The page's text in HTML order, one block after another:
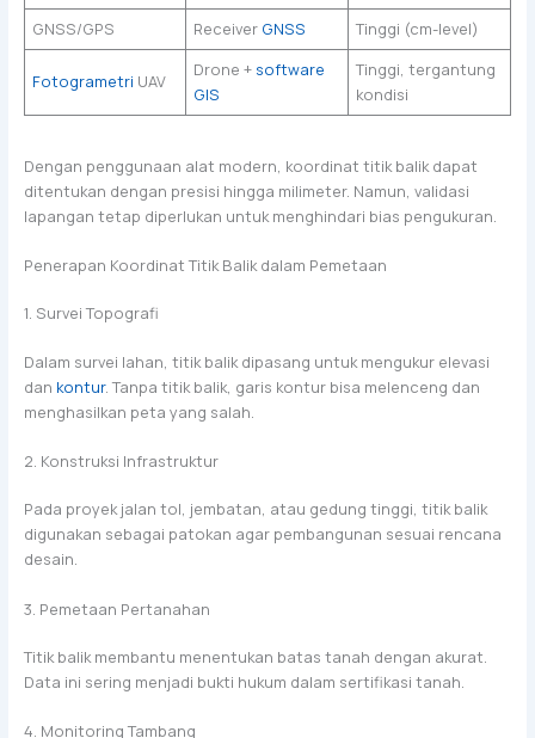
GNSS/GPS Receiver GNSS Tinggi (cm-level)
Fotogrametri UAV
Drone + software
GIS
Tinggi, tergantung
kondisi
Dengan penggunaan alat modern, koordinat titik balik dapat
ditentukan dengan presisi hingga milimeter. Namun, validasi
lapangan tetap diperlukan untuk menghindari bias pengukuran.
Penerapan Koordinat Titik Balik dalam Pemetaan
1. Survei Topografi
Dalam survei lahan, titik balik dipasang untuk mengukur elevasi
dan kontur. Tanpa titik balik, garis kontur bisa melenceng dan
menghasilkan peta yang salah.
2. Konstruksi Infrastruktur
Pada proyek jalan tol, jembatan, atau gedung tinggi, titik balik
digunakan sebagai patokan agar pembangunan sesuai rencana
desain.
3. Pemetaan Pertanahan
Titik balik membantu menentukan batas tanah dengan akurat.
Data ini sering menjadi bukti hukum dalam sertifikasi tanah.
4. Monitoring Tambang